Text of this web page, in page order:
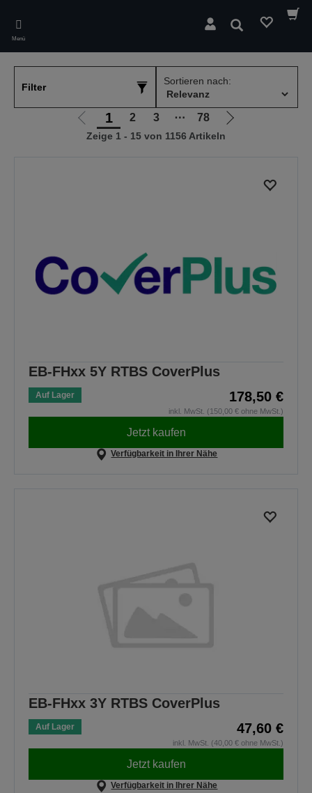
main
content
Menü
Suchen
Filter
Sortieren nach:
Zur
vorherigen
1 2 3 ⋯ 78
Zur
Zeige 1 - 15 von 1156 Artikeln
EB-FHxx 5Y RTBS CoverPlus
Auf Lager 178,50 €
inkl. MwSt. (150,00 € ohne MwSt.)
Jetzt kaufen
Verfügbarkeit in Ihrer Nähe
EB-FHxx 3Y RTBS CoverPlus
Auf Lager 47,60 €
inkl. MwSt. (40,00 € ohne MwSt.)
Jetzt kaufen
Verfügbarkeit in Ihrer Nähe